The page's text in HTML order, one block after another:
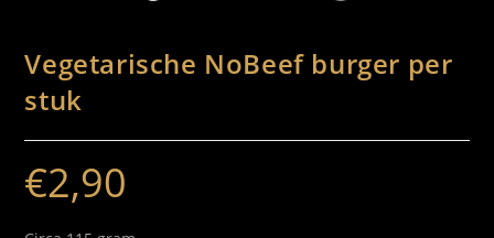
Vegetarische NoBeef burger per
stuk
€2,90